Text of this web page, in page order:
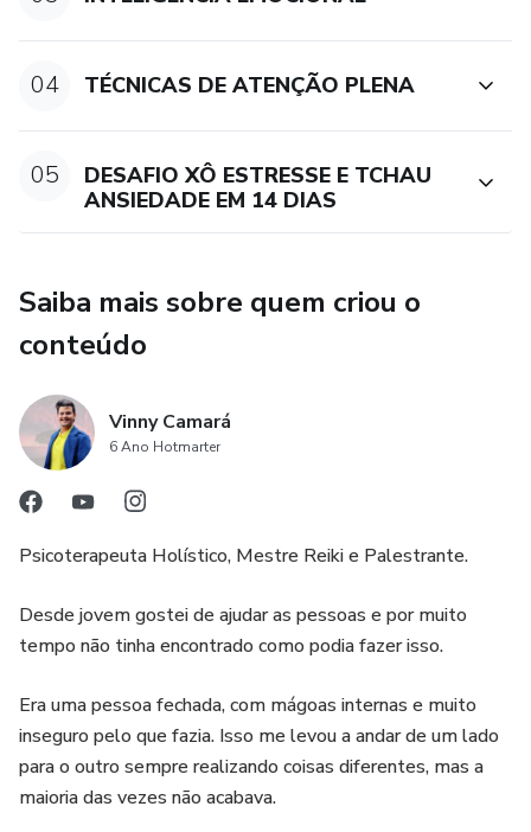
04 TÉCNICAS DE ATENÇÃO PLENA
05
DESAFIO XÔ ESTRESSE E TCHAU
ANSIEDADE EM 14 DIAS
Saiba mais sobre quem criou o
conteúdo
Vinny Camará
6 Ano Hotmarter
Psicoterapeuta Holístico, Mestre Reiki e Palestrante.
Desde jovem gostei de ajudar as pessoas e por muito
tempo não tinha encontrado como podia fazer isso.
Era uma pessoa fechada, com mágoas internas e muito
inseguro pelo que fazia. Isso me levou a andar de um lado
para o outro sempre realizando coisas diferentes, mas a
maioria das vezes não acabava.